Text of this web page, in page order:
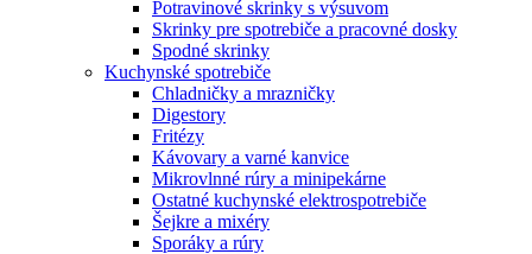
Potravinové skrinky s výsuvom
Skrinky pre spotrebiče a pracovné dosky
Spodné skrinky
Kuchynské spotrebiče
Chladničky a mrazničky
Digestory
Fritézy
Kávovary a varné kanvice
Mikrovlnné rúry a minipekárne
Ostatné kuchynské elektrospotrebiče
Šejkre a mixéry
Sporáky a rúry